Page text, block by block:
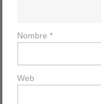
Nombre*
Web